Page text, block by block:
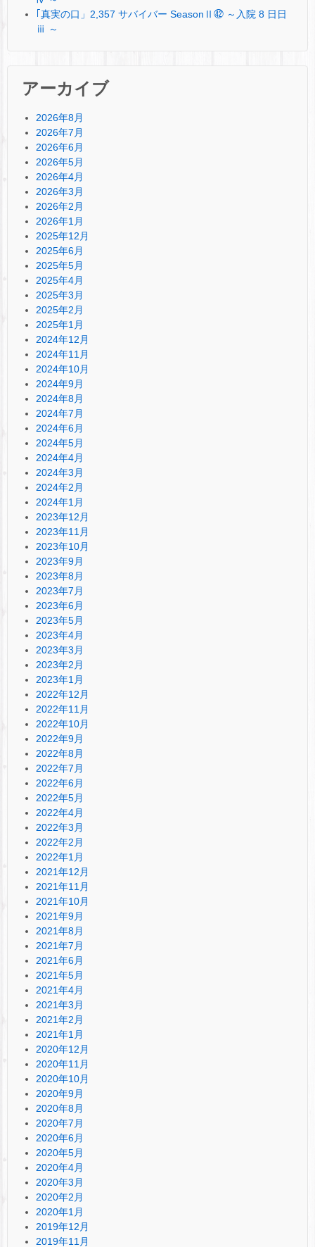
｢真実の口」2,357 サバイバー SeasonⅡ㊷ ～入院 8 日日
ⅲ ～
アーカイブ
2026年8月
2026年7月
2026年6月
2026年5月
2026年4月
2026年3月
2026年2月
2026年1月
2025年12月
2025年6月
2025年5月
2025年4月
2025年3月
2025年2月
2025年1月
2024年12月
2024年11月
2024年10月
2024年9月
2024年8月
2024年7月
2024年6月
2024年5月
2024年4月
2024年3月
2024年2月
2024年1月
2023年12月
2023年11月
2023年10月
2023年9月
2023年8月
2023年7月
2023年6月
2023年5月
2023年4月
2023年3月
2023年2月
2023年1月
2022年12月
2022年11月
2022年10月
2022年9月
2022年8月
2022年7月
2022年6月
2022年5月
2022年4月
2022年3月
2022年2月
2022年1月
2021年12月
2021年11月
2021年10月
2021年9月
2021年8月
2021年7月
2021年6月
2021年5月
2021年4月
2021年3月
2021年2月
2021年1月
2020年12月
2020年11月
2020年10月
2020年9月
2020年8月
2020年7月
2020年6月
2020年5月
2020年4月
2020年3月
2020年2月
2020年1月
2019年12月
2019年11月